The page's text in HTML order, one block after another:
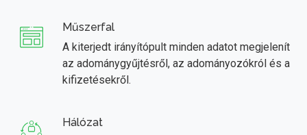
Műszerfal
A kiterjedt irányítópult minden adatot megjelenít
az adománygyűjtésről, az adományozókról és a
kifizetésekről.
Hálózat